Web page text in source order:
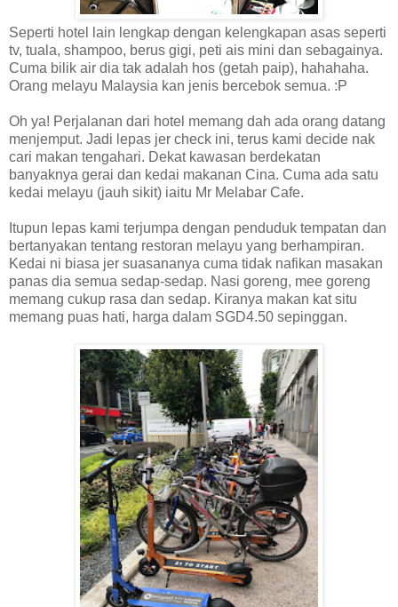
Seperti hotel lain lengkap dengan kelengkapan asas seperti
tv, tuala, shampoo, berus gigi, peti ais mini dan sebagainya.
Cuma bilik air dia tak adalah hos (getah paip), hahahaha.
Orang melayu Malaysia kan jenis bercebok semua. :P
Oh ya! Perjalanan dari hotel memang dah ada orang datang
menjemput. Jadi lepas jer check ini, terus kami decide nak
cari makan tengahari. Dekat kawasan berdekatan
banyaknya gerai dan kedai makanan Cina. Cuma ada satu
kedai melayu (jauh sikit) iaitu Mr Melabar Cafe.
Itupun lepas kami terjumpa dengan penduduk tempatan dan
bertanyakan tentang restoran melayu yang berhampiran.
Kedai ni biasa jer suasananya cuma tidak nafikan masakan
panas dia semua sedap-sedap. Nasi goreng, mee goreng
memang cukup rasa dan sedap. Kiranya makan kat situ
memang puas hati, harga dalam SGD4.50 sepinggan.